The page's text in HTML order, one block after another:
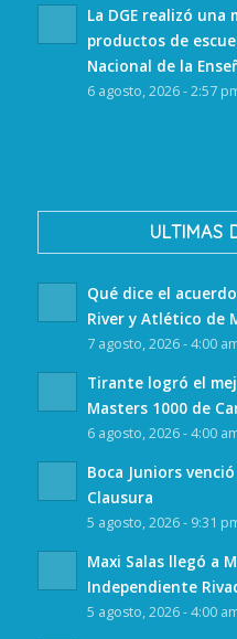
La DGE realizó
productos de
Nacional de la
6 agosto, 2026 - 2:57
ULTIMAS
Qué dice el
River y Atlético de
7 agosto, 2026 - 4:00
Tirante logró el
Masters 1000 de
6 agosto, 2026 - 4:00
Boca Juniors
Clausura
5 agosto, 2026 - 9:31
Maxi Salas llegó a
Independiente
5 agosto, 2026 - 4:00